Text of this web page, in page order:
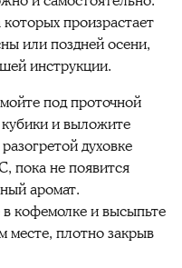
произрастает
или поздней осени,
инструкции.
под проточной
и выложите
духовке
пока не появится
аромат.
кофемолке и высыпьте
месте, плотно закрыв